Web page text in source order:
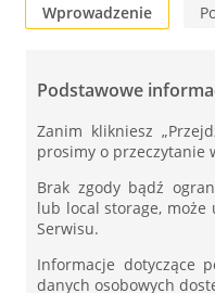
Wprowadzenie
Podstawowe
Zanim klikniesz
prosimy o przeczytanie
Brak zgody bądź
lub local storage,
Serwisu.
Informacje dotyczące
danych osobowych